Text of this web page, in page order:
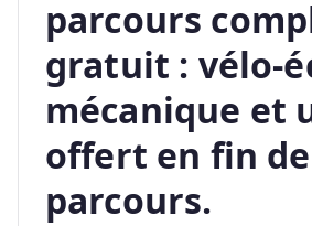
parcours
gratuit : vélo-
mécanique et
offert en fin de
parcours.